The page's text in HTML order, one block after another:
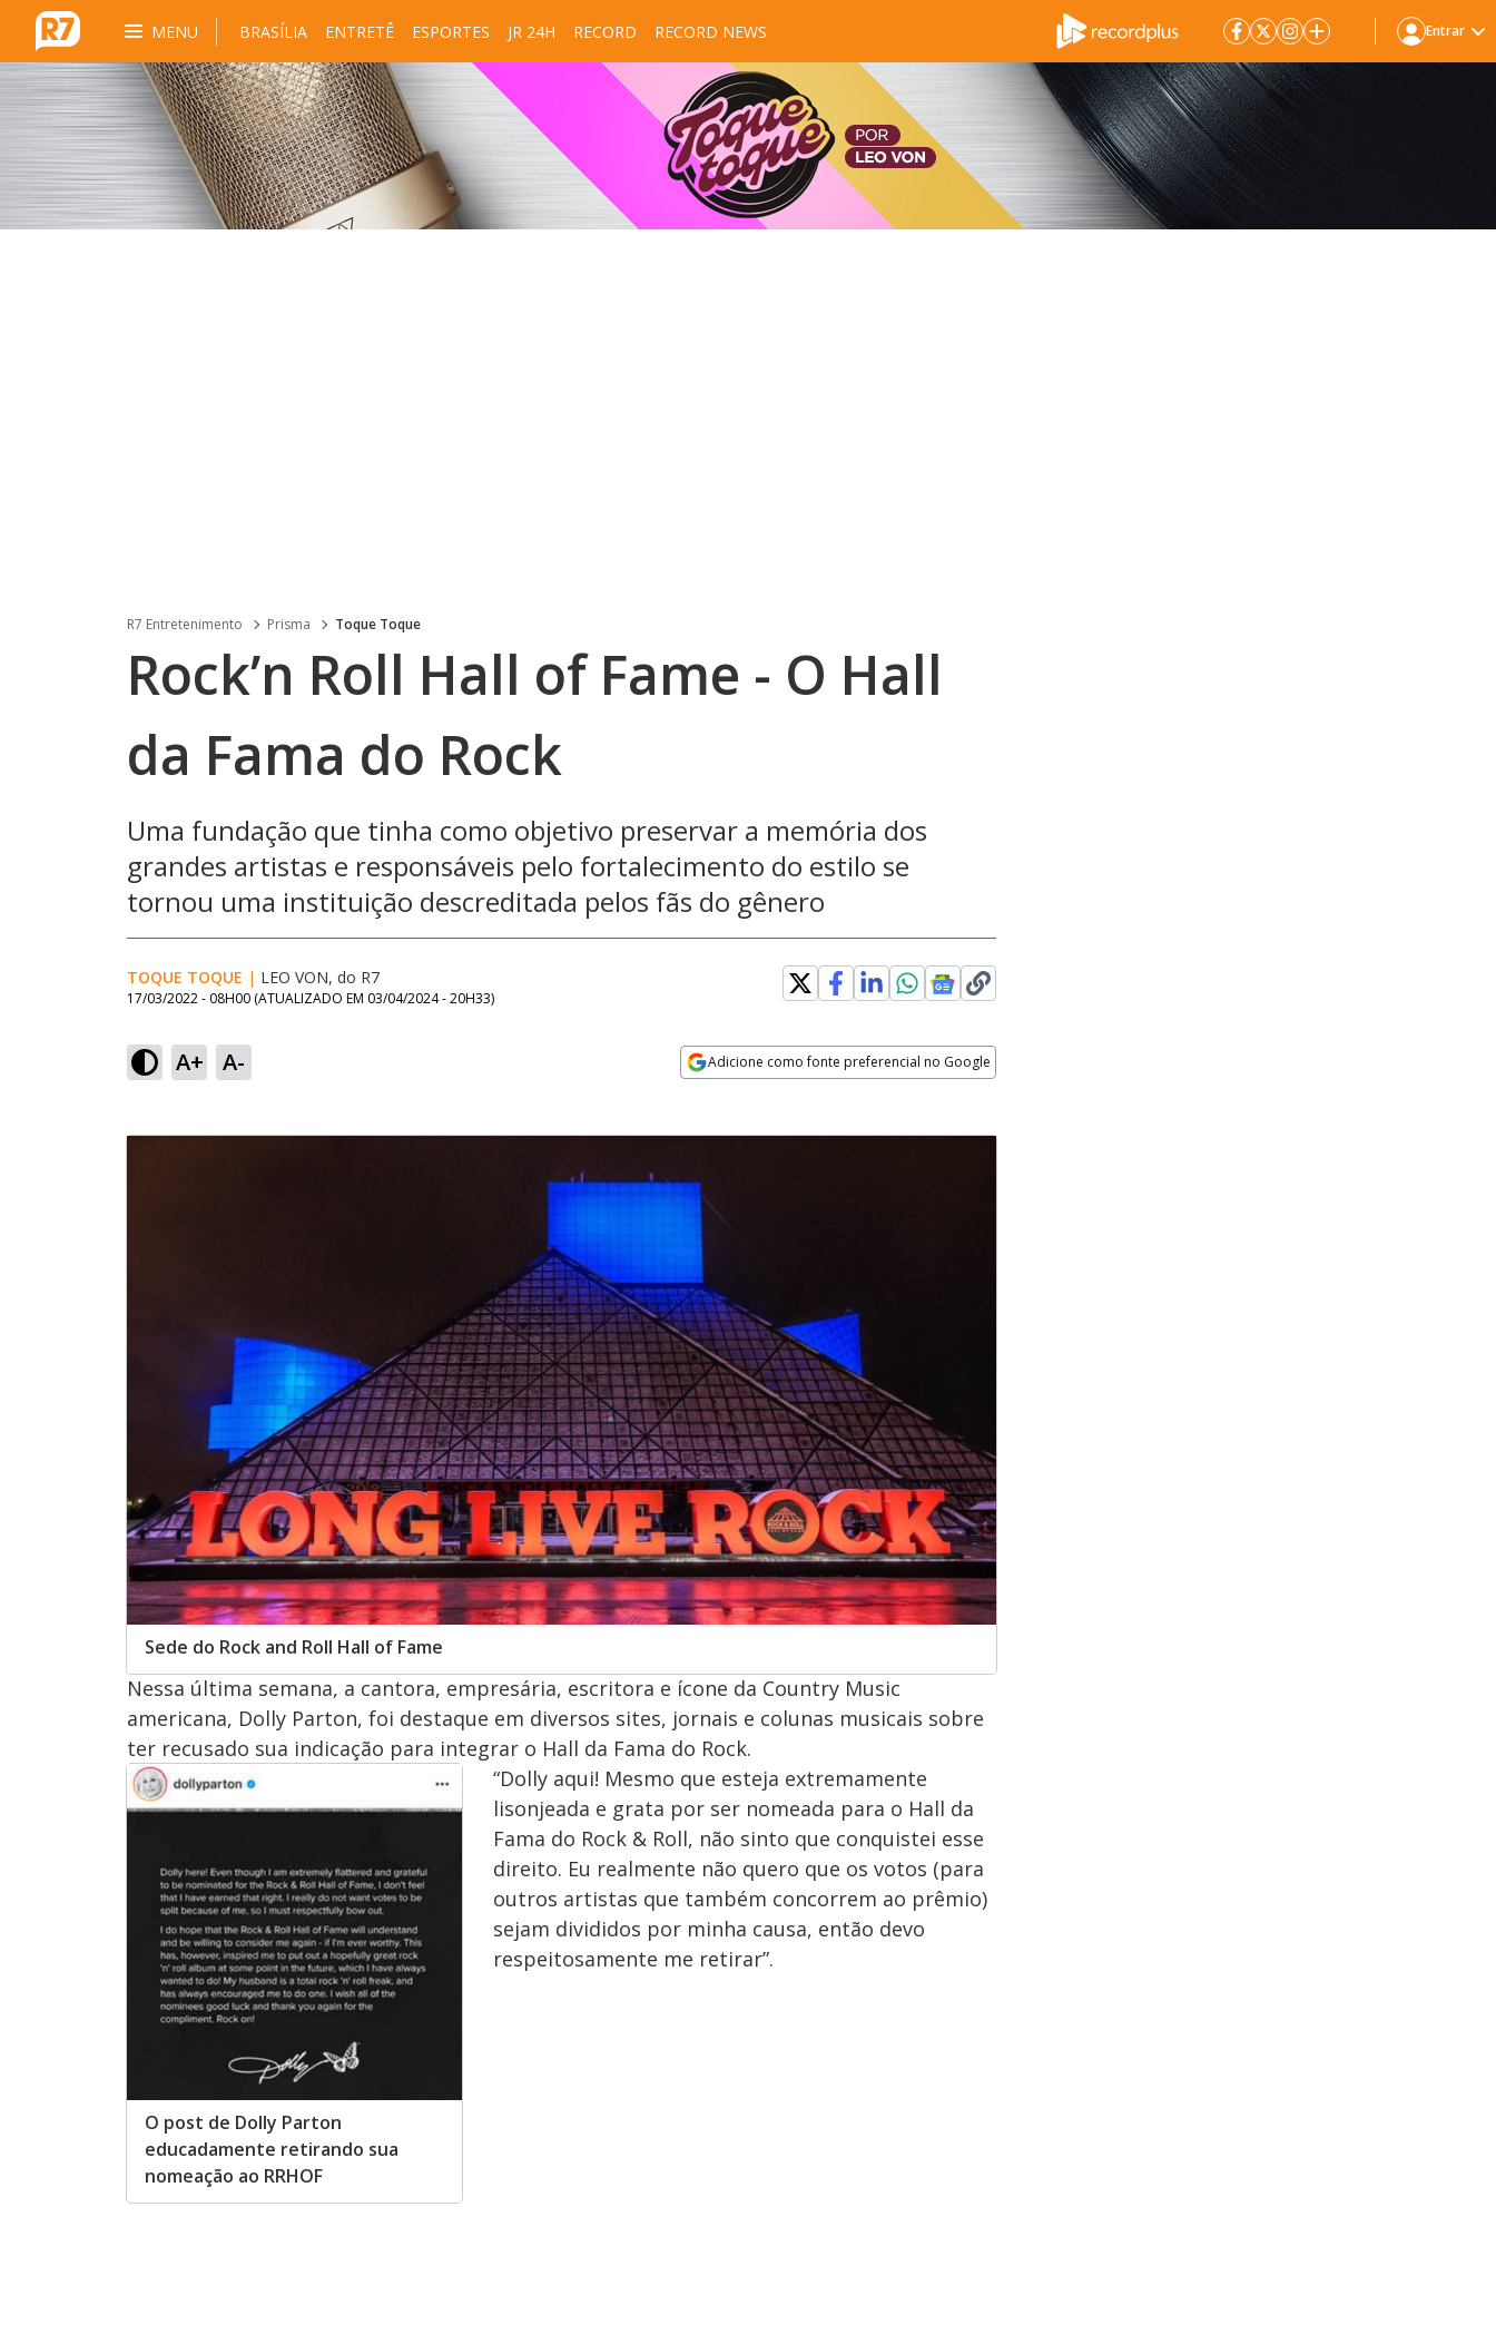
MENU BRASÍLIA ENTRETÊ ESPORTES JR 24H RECORD RECORD NEWS Entrar
R7 Entretenimento Prisma Toque Toque
Rock’n Roll Hall of Fame - O Hall
da Fama do Rock
Uma fundação que tinha como objetivo preservar a memória dos
grandes artistas e responsáveis pelo fortalecimento do estilo se
tornou uma instituição descreditada pelos fãs do gênero
TOQUE TOQUE | LEO VON, do R7
17/03/2022 - 08H00 (ATUALIZADO EM 03/04/2024 - 20H33)
A+ A- Adicione como fonte preferencial no Google
Sede do Rock and Roll Hall of Fame
Nessa última semana, a cantora, empresária, escritora e ícone da Country Music
americana, Dolly Parton, foi destaque em diversos sites, jornais e colunas musicais sobre
ter recusado sua indicação para integrar o Hall da Fama do Rock.
O post de Dolly Parton
educadamente retirando sua
nomeação ao RRHOF
“Dolly aqui! Mesmo que esteja extremamente
lisonjeada e grata por ser nomeada para o Hall da
Fama do Rock & Roll, não sinto que conquistei esse
direito. Eu realmente não quero que os votos (para
outros artistas que também concorrem ao prêmio)
sejam divididos por minha causa, então devo
respeitosamente me retirar”.